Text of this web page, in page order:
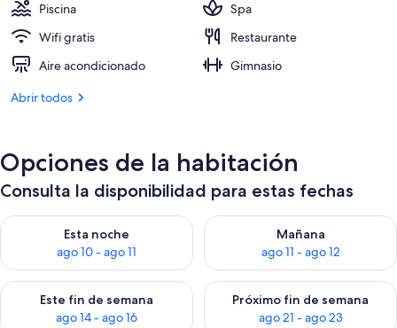
Bar-cafetería
Piscina
Spa
Wifi gratis
Restaurante
Aire acondicionado
Gimnasio
Abrir todos
Opciones de la habitación
Consulta la disponibilidad para estas fechas
Esta noche
ago 10 - ago 11
Consulta la disponibilidad para esta noche, ago 10 - ago 11
Mañana
ago 11 - ago 12
Consulta la disponibilidad
Este fin de semana
ago 14 - ago 16
Consulta la disponibilidad para este fin de semana, ago 14 -
Próximo fin de semana
ago 21 - ago 23
Consulta la disponibilidad